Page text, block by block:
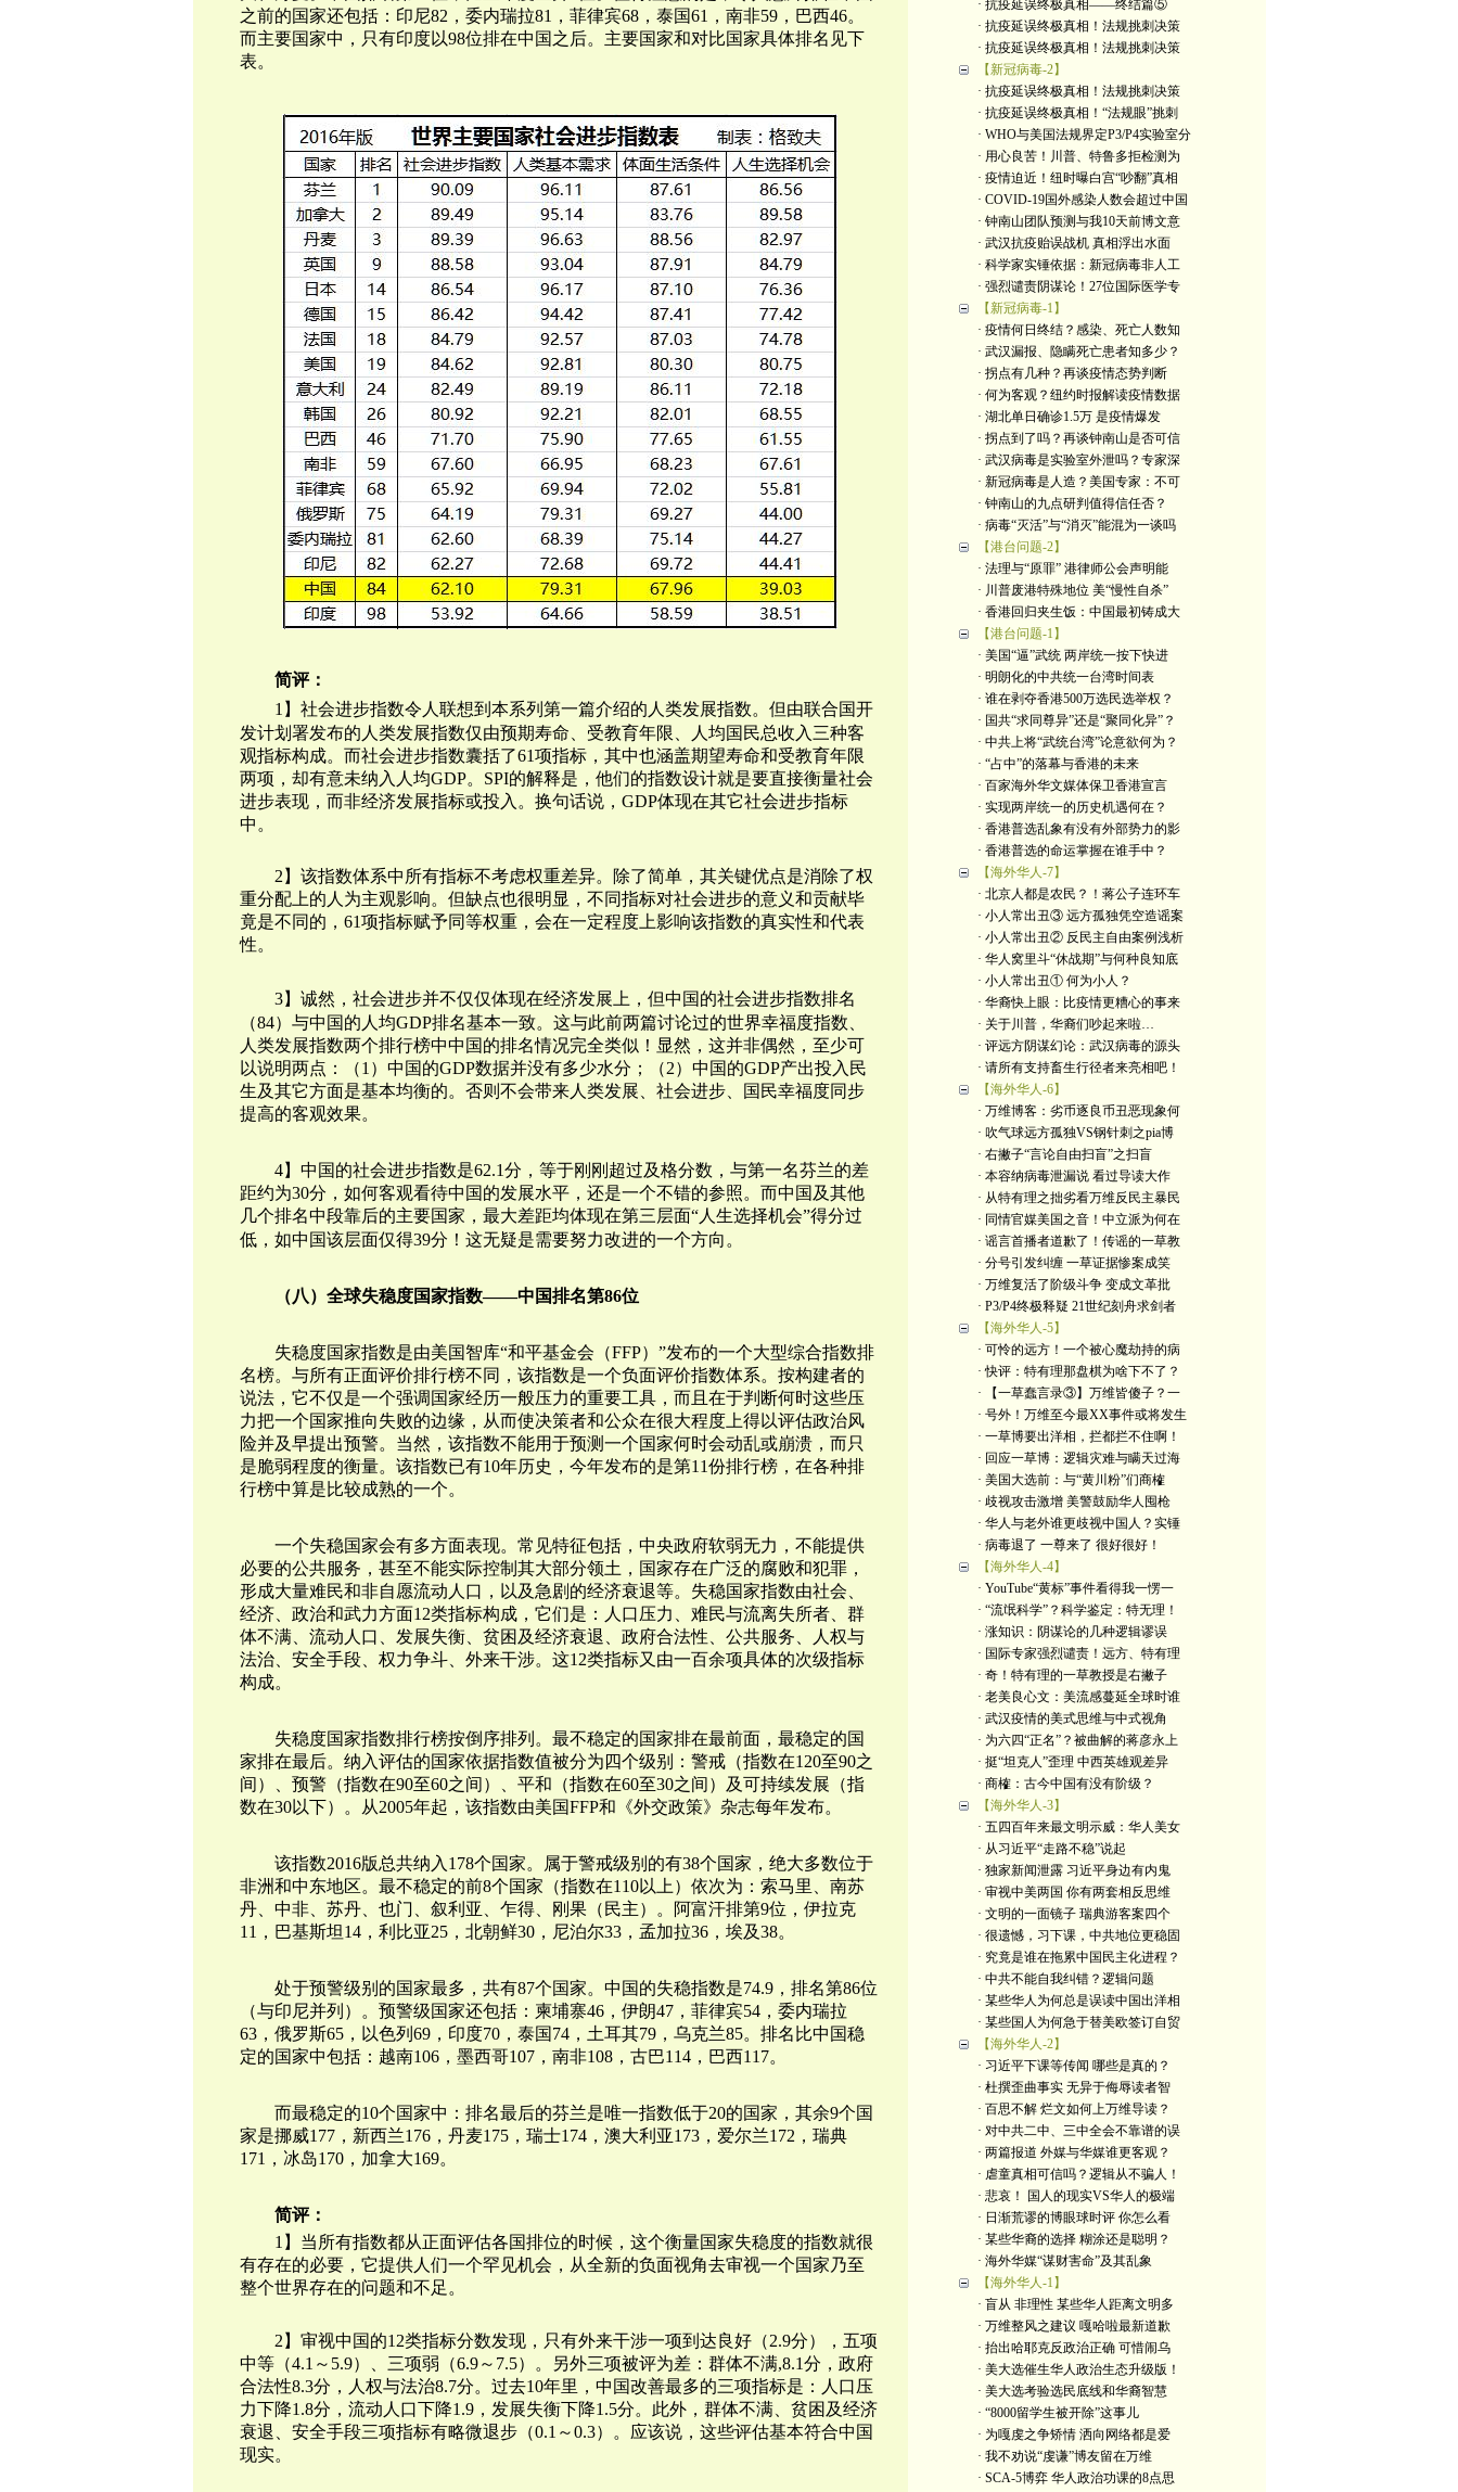
之前的国家还包括：印尼82，委内瑞拉81，菲律宾68，泰国61，南非59，巴西46。
而主要国家中，只有印度以98位排在中国之后。主要国家和对比国家具体排名见下
表。
简评：
1】 社会进步指数令人联想到本系列第一篇介绍的人类发展指数。但由联合国开
发计划署发布的人类发展指数仅由预期寿命、受教育年限、人均国民总收入三种客
观指标构成。而社会进步指数囊括了61项指标，其中也涵盖期望寿命和受教育年限
两项，却有意未纳入人均GDP。SPI的解释是，他们的指数设计就是要直接衡量社会
进步表现，而非经济发展指标或投入。换句话说，GDP体现在其它社会进步指标
中。
2】该指数体系中所有指标不考虑权重差异。除了简单，其关键优点是消除了权
重分配上的人为主观影响。但缺点也很明显，不同指标对社会进步的意义和贡献毕
竟是不同的，61项指标赋予同等权重，会在一定程度上影响该指数的真实性和代表
性。
3】诚然，社会进步并不仅仅体现在经济发展上，但中国的社会进步指数排名
（84）与中国的人均GDP排名基本一致。这与此前两篇讨论过的世界幸福度指数、
人类发展指数两个排行榜中中国的排名情况完全类似！显然，这并非偶然，至少可
以说明两点：
（1）中国的GDP数据并没有多少水分；（2）中国的GDP产出投入民
生及其它方面是基本均衡的。否则不会带来人类发展、社会进步、国民幸福度同步
提高的客观效果。
4】中国的社会进步指数是62.1分，等于刚刚超过及格分数，与第一名芬兰的差
距约为30分，如何客观看待中国的发展水平，还是一个不错的参照。而中国及其他
几个排名中段靠后的主要国家，最大差距均体现在第三层面“人生选择机会”得分过
低，如中国该层面仅得39分！这无疑是需要努力改进的一个方向。
（八）全球失稳度国家指数——中国排名第86位
失稳度国家指数是由美国智库“和平基金会（FFP）”发布的一个大型综合指数排
名榜。与所有正面评价排行榜不同，该指数是一个负面评价指数体系。按构建者的
说法，它不仅是一个强调国家经历一般压力的重要工具，而且在于判断何时这些压
力把一个国家推向失败的边缘，从而使决策者和公众在很大程度上得以评估政治风
险并及早提出预警。当然，该指数不能用于预测一个国家何时会动乱或崩溃，而只
是脆弱程度的衡量。该指数已有10年历史，今年发布的是第11份排行榜，在各种排
行榜中算是比较成熟的一个。
一个失稳国家会有多方面表现。常见特征包括，中央政府软弱无力，不能提供
必要的公共服务，甚至不能实际控制其大部分领土，国家存在广泛的腐败和犯罪，
形成大量难民和非自愿流动人口，以及急剧的经济衰退等。失稳国家指数由社会、
经济、政治和武力方面12类指标构成，它们是：人口压力、难民与流离失所者、群
体不满、流动人口、发展失衡、贫困及经济衰退、政府合法性、公共服务、人权与
法治、安全手段、权力争斗、外来干涉。这12类指标又由一百余项具体的次级指标
构成。
失稳度国家指数排行榜按倒序排列。最不稳定的国家排在最前面，最稳定的国
家排在最后。纳入评估的国家依据指数值被分为四个级别：警戒（指数在120至90之
间）、预警（指数在90至60之间）、平和（指数在60至30之间）及可持续发展（指
数在30以下）。从2005年起，该指数由美国FFP和《外交政策》杂志每年发布。
该指数2016版总共纳入178个国家。属于警戒级别的有38个国家，绝大多数位于
非洲和中东地区。最不稳定的前8个国家（指数在110以上）依次为：索马里、南苏
丹、中非、苏丹、也门、叙利亚、乍得、刚果（民主）。阿富汗排第9位，伊拉克
11，巴基斯坦14，利比亚25，北朝鲜30，尼泊尔33，孟加拉36，埃及38。
处于预警级别的国家最多，共有87个国家。 中国的失稳指数是74.9，排名第86位
（与印尼并列）。预警级国家还包括：柬埔寨46，伊朗47，菲律宾54，委内瑞拉
63，俄罗斯65，以色列69，印度70，泰国74，土耳其79，乌克兰85。排名比中国稳
定的国家中包括：越南106，墨西哥107，南非108，古巴114，巴西117。
而最稳定的10个国家中：排名最后的芬兰是唯一指数低于20的国家，其余9个国
家是挪威177，新西兰176，丹麦175，瑞士174，澳大利亚173，爱尔兰172，瑞典
171，冰岛170，加拿大169。
简评：
1】当所有指数都从正面评估各国排位的时候，这个衡量国家失稳度的指数就很
有存在的必要，它提供人们一个罕见机会，从全新的负面视角去审视一个国家乃至
整个世界存在的问题和不足。
2】审视中国的12类指标分数发现，只有外来干涉一项到达良好（2.9分），五项
中等（4.1～5.9）、三项弱（6.9～7.5）。另外三项被评为差：群体不满,8.1分，政府
合法性8.3分，人权与法治8.7分。过去10年里，中国改善最多的三项指标是：人口压
力下降1.8分，流动人口下降1.9，发展失衡下降1.5分。此外，群体不满、贫困及经济
衰退、安全手段三项指标有略微退步（0.1～0.3）。应该说，这些评估基本符合中国
现实。
· 抗疫延误终极真相——终结篇⑤
· 抗疫延误终极真相！法规挑刺决策
· 抗疫延误终极真相！法规挑刺决策
【新冠病毒-2】
· 抗疫延误终极真相！法规挑刺决策
· 抗疫延误终极真相！“法规眼”挑刺
· WHO与美国法规界定P3/P4实验室分
· 用心良苦！川普、特鲁多拒检测为
· 疫情迫近！纽时曝白宫“吵翻”真相
· COVID-19国外感染人数会超过中国
· 钟南山团队预测与我10天前博文意
· 武汉抗疫贻误战机 真相浮出水面
· 科学家实锤依据：新冠病毒非人工
· 强烈谴责阴谋论！27位国际医学专
【新冠病毒-1】
· 疫情何日终结？感染、死亡人数知
· 武汉漏报、隐瞒死亡患者知多少？
· 拐点有几种？再谈疫情态势判断
· 何为客观？纽约时报解读疫情数据
· 湖北单日确诊1.5万 是疫情爆发
· 拐点到了吗？再谈钟南山是否可信
· 武汉病毒是实验室外泄吗？专家深
· 新冠病毒是人造？美国专家：不可
· 钟南山的九点研判值得信任否？
· 病毒“灭活”与“消灭”能混为一谈吗
【港台问题-2】
· 法理与“原罪” 港律师公会声明能
· 川普废港特殊地位 美“慢性自杀”
· 香港回归夹生饭：中国最初铸成大
【港台问题-1】
· 美国“逼”武统 两岸统一按下快进
· 明朗化的中共统一台湾时间表
· 谁在剥夺香港500万选民选举权？
· 国共“求同尊异”还是“聚同化异”？
· 中共上将“武统台湾”论意欲何为？
· “占中”的落幕与香港的未来
· 百家海外华文媒体保卫香港宣言
· 实现两岸统一的历史机遇何在？
· 香港普选乱象有没有外部势力的影
· 香港普选的命运掌握在谁手中？
【海外华人-7】
· 北京人都是农民？！蒋公子连环车
· 小人常出丑③ 远方孤独凭空造谣案
· 小人常出丑② 反民主自由案例浅析
· 华人窝里斗“休战期”与何种良知底
· 小人常出丑① 何为小人？
· 华裔快上眼：比疫情更糟心的事来
· 关于川普，华裔们吵起来啦…
· 评远方阴谋幻论：武汉病毒的源头
· 请所有支持畜生行径者来亮相吧！
【海外华人-6】
· 万维博客：劣币逐良币丑恶现象何
· 吹气球远方孤独VS钢针刺之pia博
· 右撇子“言论自由扫盲”之扫盲
· 本容纳病毒泄漏说 看过导读大作
· 从特有理之拙劣看万维反民主暴民
· 同情官媒美国之音！中立派为何在
· 谣言首播者道歉了！传谣的一草教
· 分号引发纠缠 一草证据惨案成笑
· 万维复活了阶级斗争 变成文革批
· P3/P4终极释疑 21世纪刻舟求剑者
【海外华人-5】
· 可怜的远方！一个被心魔劫持的病
· 快评：特有理那盘棋为啥下不了？
· 【一草蠢言录③】万维皆傻子？一
· 号外！万维至今最XX事件或将发生
· 一草博要出洋相，拦都拦不住啊！
· 回应一草博：逻辑灾难与瞒天过海
· 美国大选前：与“黄川粉”们商榷
· 歧视攻击激增 美警鼓励华人囤枪
· 华人与老外谁更歧视中国人？实锤
· 病毒退了 一尊来了 很好很好！
【海外华人-4】
· YouTube“黄标”事件看得我一愣一
· “流氓科学”？科学鉴定：特无理！
· 涨知识：阴谋论的几种逻辑谬误
· 国际专家强烈谴责！远方、特有理
· 奇！特有理的一草教授是右撇子
· 老美良心文：美流感蔓延全球时谁
· 武汉疫情的美式思维与中式视角
· 为六四“正名”？被曲解的蒋彦永上
· 挺“坦克人”歪理 中西英雄观差异
· 商榷：古今中国有没有阶级？
【海外华人-3】
· 五四百年来最文明示威：华人美女
· 从习近平“走路不稳”说起
· 独家新闻泄露 习近平身边有内鬼
· 审视中美两国 你有两套相反思维
· 文明的一面镜子 瑞典游客案四个
· 很遗憾，习下课，中共地位更稳固
· 究竟是谁在拖累中国民主化进程？
· 中共不能自我纠错？逻辑问题
· 某些华人为何总是误读中国出洋相
· 某些国人为何急于替美欧签订自贸
【海外华人-2】
· 习近平下课等传闻 哪些是真的？
· 杜撰歪曲事实 无异于侮辱读者智
· 百思不解 烂文如何上万维导读？
· 对中共二中、三中全会不靠谱的误
· 两篇报道 外媒与华媒谁更客观？
· 虐童真相可信吗？逻辑从不骗人！
· 悲哀！ 国人的现实VS华人的极端
· 日渐荒谬的博眼球时评 你怎么看
· 某些华裔的选择 糊涂还是聪明？
· 海外华媒“谋财害命”及其乱象
【海外华人-1】
· 盲从 非理性 某些华人距离文明多
· 万维整风之建议 嘎哈啦最新道歉
· 抬出哈耶克反政治正确 可惜闹乌
· 美大选催生华人政治生态升级版！
· 美大选考验选民底线和华裔智慧
· “8000留学生被开除”这事儿
· 为嘎虔之争矫情 洒向网络都是爱
· 我不劝说“虔谦”博友留在万维
· SCA-5博弈 华人政治功课的8点思